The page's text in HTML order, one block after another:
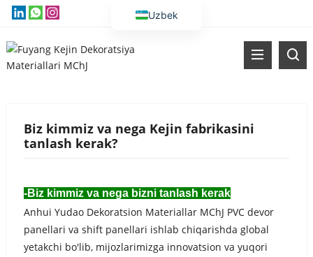
Biz kimmiz va nega Kejin fabrikasini
tanlash kerak?
-Biz kimmiz va nega bizni tanlash kerak
Anhui Yudao Dekoratsion Materiallar MChJ PVC devor
panellari va shift panellari ishlab chiqarishda global
yetakchi bo'lib, mijozlarimizga innovatsion va yuqori
Uzbek
Malay
Korean
Arabic